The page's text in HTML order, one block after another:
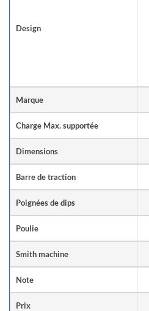
Design
Marque
Charge Max. supportée
Dimensions
Barre de traction
Poignées de dips
Poulie
Smith machine
Note
Prix